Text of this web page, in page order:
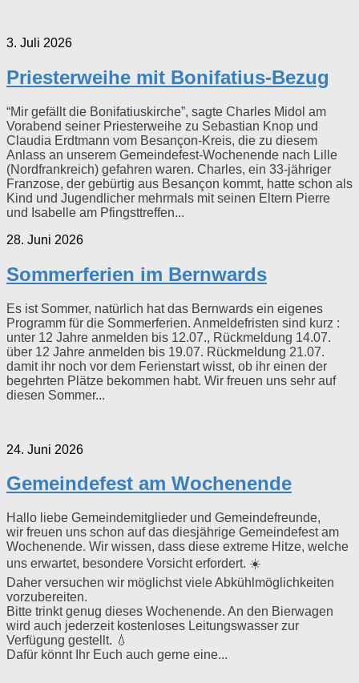
3. Juli 2026
Priesterweihe mit Bonifatius-Bezug
“Mir gefällt die Bonifatiuskirche”, sagte Charles Midol am
Vorabend seiner Priesterweihe zu Sebastian Knop und
Claudia Erdtmann vom Besançon-Kreis, die zu diesem
Anlass an unserem Gemeindefest-Wochenende nach Lille
(Nordfrankreich) gefahren waren. Charles, ein 33-jähriger
Franzose, der gebürtig aus Besançon kommt, hatte schon als
Kind und Jugendlicher mehrmals mit seinen Eltern Pierre
und Isabelle am Pfingsttreffen...
28. Juni 2026
Sommerferien im Bernwards
Es ist Sommer, natürlich hat das Bernwards ein eigenes
Programm für die Sommerferien. Anmeldefristen sind kurz :
unter 12 Jahre anmelden bis 12.07., Rückmeldung 14.07.
über 12 Jahre anmelden bis 19.07. Rückmeldung 21.07.
damit ihr noch vor dem Ferienstart wisst, ob ihr einen der
begehrten Plätze bekommen habt. Wir freuen uns sehr auf
diesen Sommer...
24. Juni 2026
Gemeindefest am Wochenende
Hallo liebe Gemeindemitglieder und Gemeindefreunde,
wir freuen uns schon auf das diesjährige Gemeindefest am
Wochenende. Wir wissen, dass diese extreme Hitze, welche
uns erwartet, besondere Vorsicht erfordert. ☀️
Daher versuchen wir möglichst viele Abkühlmöglichkeiten
vorzubereiten.
Bitte trinkt genug dieses Wochenende. An den Bierwagen
wird auch jederzeit kostenloses Leitungswasser zur
Verfügung gestellt. 💧
Dafür könnt Ihr Euch auch gerne eine...